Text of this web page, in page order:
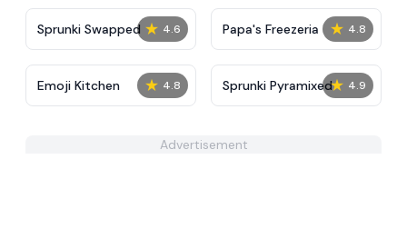
★ 4.6
Sprunki Swapped ★ 4.8
Papa's Freezeria
★ 4.8
Emoji Kitchen ★ 4.9
Sprunki Pyramixed
Advertisement